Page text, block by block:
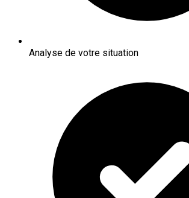
Analyse de votre situation